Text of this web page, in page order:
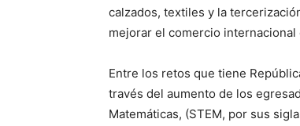
calzados, textiles y la
mejorar el comercio internacional
Entre los retos que tiene
través del aumento de los
Matemáticas, (STEM, por sus